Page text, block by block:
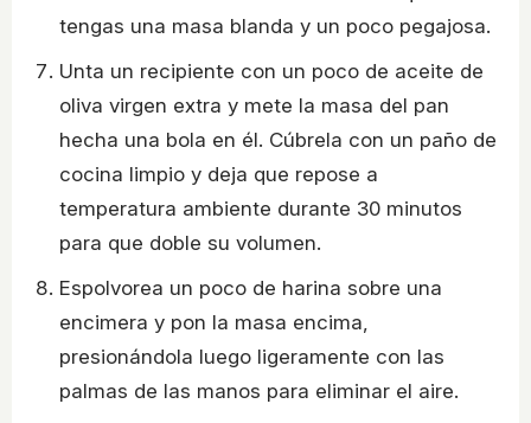
tengas una masa blanda y un poco pegajosa.
Unta un recipiente con un poco de aceite de
oliva virgen extra y mete la masa del pan
hecha una bola en él. Cúbrela con un paño de
cocina limpio y deja que repose a
temperatura ambiente durante 30 minutos
para que doble su volumen.
Espolvorea un poco de harina sobre una
encimera y pon la masa encima,
presionándola luego ligeramente con las
palmas de las manos para eliminar el aire.